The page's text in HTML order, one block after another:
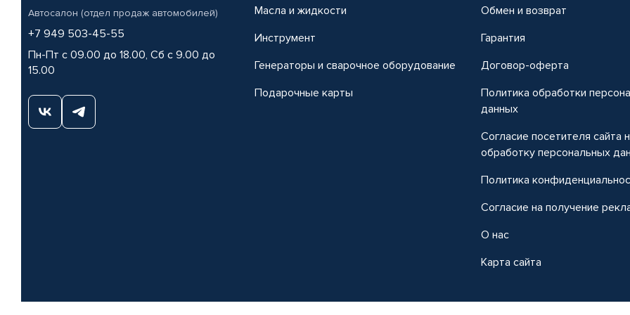
Автосалон (отдел продаж автомобилей)
+7 949 503-45-55
Пн-Пт с 09.00 до 18.00, Сб с 9.00 до
15.00
Масла и жидкости
Инструмент
Генераторы и сварочное оборудование
Подарочные карты
Обмен и возврат
Гарантия
Договор-оферта
Политика обработки
данных
Согласие посетителя сайта
обработку персональных
Политика
Согласие на получение
О нас
Карта сайта